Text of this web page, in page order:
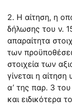
2. Η αίτηση, η
δήλωσης του ν.
απαραίτητα
των
στοιχεία των
γίνεται η
α’ της παρ. 3
και ειδικότερα